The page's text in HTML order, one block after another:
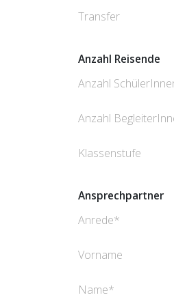
Transfer
Anzahl Reisende
Anzahl
Anzahl
Klassenstufe
Ansprechpartner
Anrede
Vorname
Name